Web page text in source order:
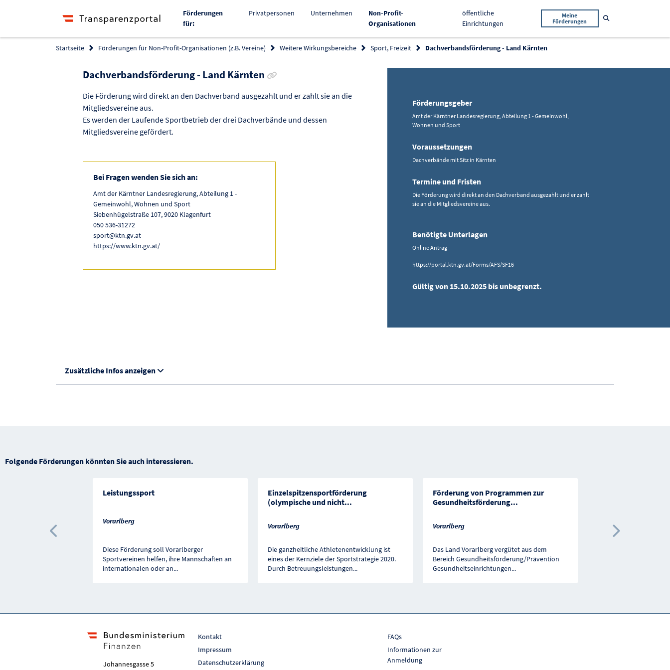
Förderungen
für:
Privatpersonen Unternehmen
Non-Profit-
OrganisationenAktiv
öffentliche
Einrichtungen
Meine
Förderungen
Startseite Förderungen für Non-Profit-Organisationen (z.B. Vereine) Weitere Wirkungsbereiche Sport, Freizeit Dachverbandsförderung - Land Kärnten
Dachverbandsförderung - Land Kärnten Link zur Förderung kopieren
Die Förderung wird direkt an den Dachverband ausgezahlt und er zahlt sie an die
Mitgliedsvereine aus.
Es werden der Laufende Sportbetrieb der drei Dachverbände und dessen
Mitgliedsvereine gefördert.
Bei Fragen wenden Sie sich an:
Amt der Kärntner Landesregierung, Abteilung 1 -
Gemeinwohl, Wohnen und Sport
Siebenhügelstraße 107, 9020 Klagenfurt
050 536-31272
sport@ktn.gv.at
https://www.ktn.gv.at/
Förderungsgeber
Amt der Kärntner Landesregierung, Abteilung 1 - Gemeinwohl,
Wohnen und Sport
Voraussetzungen
Dachverbände mit Sitz in Kärnten
Termine und Fristen
Die Förderung wird direkt an den Dachverband ausgezahlt und er zahlt
sie an die Mitgliedsvereine aus.
Benötigte Unterlagen
Online Antrag
https://portal.ktn.gv.at/Forms/AFS/SF16
Gültig von 15.10.2025 bis unbegrenzt.
Zusätzliche Infos anzeigen
Folgende Förderungen könnten Sie auch interessieren.
Leistungssport
Vorarlberg
Diese Förderung soll Vorarlberger
Sportvereinen helfen, ihre Mannschaften an
internationalen oder an...
Einzelspitzensportförderung
(olympische und nicht...
Vorarlberg
Die ganzheitliche Athletenentwicklung ist
eines der Kernziele der Sportstrategie 2020.
Durch Betreuungsleistungen...
Förderung von Programmen zur
Gesundheitsförderung...
Vorarlberg
Das Land Vorarlberg vergütet aus dem
Bereich Gesundheitsförderung/Prävention
Gesundheitseinrichtungen...
Salzburg
Vorherige Förderung Nächste
Johannesgasse 5
Kontakt
Impressum
Datenschutzerklärung
FAQs
Informationen zur
Anmeldung